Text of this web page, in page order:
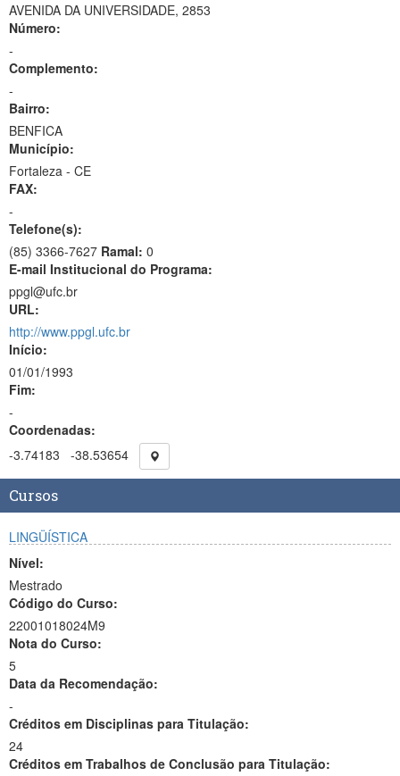
AVENIDA DA UNIVERSIDADE, 2853
Número:
-
Complemento:
-
Bairro:
BENFICA
Município:
Fortaleza - CE
FAX:
-
Telefone(s):
(85) 3366-7627 Ramal: 0
E-mail Institucional do Programa:
ppgl@ufc.br
URL:
http://www.ppgl.ufc.br
Início:
01/01/1993
Fim:
-
Coordenadas:
-3.74183
-38.53654
Cursos
LINGÜÍSTICA
Nível:
Mestrado
Código do Curso:
22001018024M9
Nota do Curso:
5
Data da Recomendação:
-
Créditos em Disciplinas para Titulação:
24
Créditos em Trabalhos de Conclusão para Titulação: